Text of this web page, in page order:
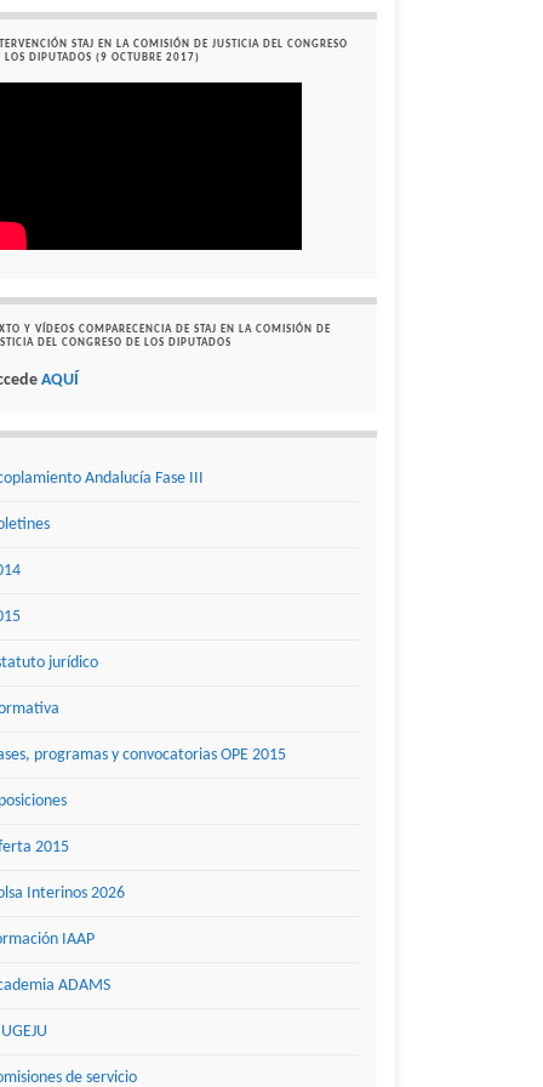
STAJ EN LA COMISIÓN DE JUSTICIA DEL CONGRESO
LOS DIPUTADOS (9 OCTUBRE 2017)
Y VÍDEOS COMPARECENCIA DE STAJ EN LA COMISIÓN DE
DEL CONGRESO DE LOS DIPUTADOS
AQUÍ
Andalucía Fase III
jurídico
programas y convocatorias OPE 2015
2015
Interinos 2026
IAAP
ADAMS
de servicio